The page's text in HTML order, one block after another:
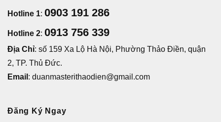
Hotline 1: 0903 191 286
Hotline 2: 0913 756 339
Địa Chỉ: số 159 Xa Lộ Hà Nội, Phường Thảo Điền, quận
2, TP. Thủ Đức.
Email : duanmasterithaodien@gmail.com
Đăng Ký Ngay